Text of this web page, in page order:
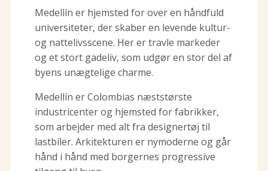
Medellín er hjemsted for over en håndfuld
universiteter, der skaber en levende kultur-
og nattelivsscene. Her er travle markeder
og et stort gadeliv, som udgør en stor del af
byens unægtelige charme.
Medellín er Colombias næststørste
industricenter og hjemsted for fabrikker,
som arbejder med alt fra designertøj til
lastbiler. Arkitekturen er nymoderne og går
hånd i hånd med borgernes progressive